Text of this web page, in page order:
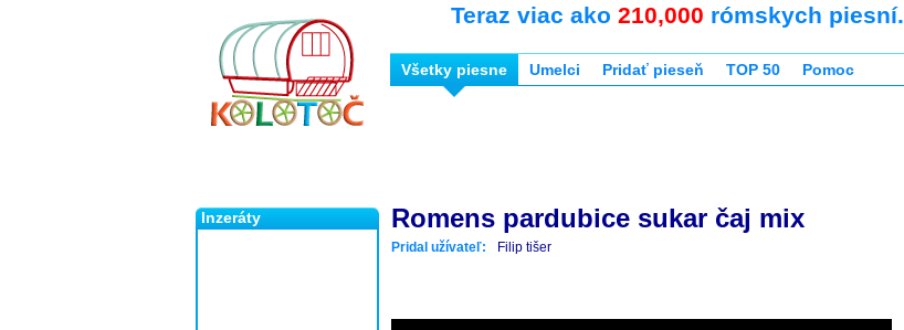
Inzeráty
Teraz viac ako 210,000 rómskych piesní.
Všetky piesne Umelci Pridať pieseň TOP 50 Pomoc
Romens pardubice sukar čaj mix
Pridal užívateľ: Filip tišer